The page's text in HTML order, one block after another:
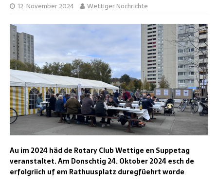
12. November 2024 Wettiger Nochrichte
Au im 2024 häd de Rotary Club Wettige en Suppetag
veranstaltet. Am Donschtig 24. Oktober 2024 esch de
erfolgriich uf em Rathuusplatz duregfüehrt worde.